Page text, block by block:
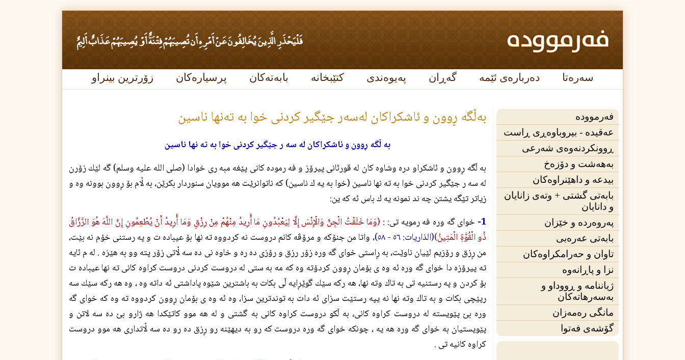
سەرەتا دەربارەی ئێمە گەڕان پەیوەندی کتێبخانە بابەتەکان پرسیارەکان زۆرترین بینراو
فەرموودە
عه‌قیده‌ - بیروباوەڕی ڕاست
ڕوونکردنەوەی شەرعی
بەهەشت و دۆزەخ
بیدعە و داهێنراوەکان
بابەتی گشتی + وته‌ی زانایان
و دانایان
پەروەردە و خێزان
بابەتی عەرەبی
تاوان و حەرامکراوەکان
نزا و پاڕانەوە
ژیاننامه‌ و ڕووداو و
بەسەرهاتەکان
مانگی ره‌مه‌زان
گۆشەی فه‌توا
به‌ڵگه‌ ڕوون و ئاشكراكان له‌سه‌ر جێگير كردنى خوا به‌ ته‌نها ناسين
به ڵگه ڕوون و ئاشكراكان له سه ر جێگير كردنى خوا به ته نها ناسين
به ڵگه ڕوون و ئاشكراو دره وشاوه كان له قورئانى پيرۆز و فه رموده كانى پێغه مبه رى خوادا (صلی الله علیه وسلم) گه لێك زۆرن
له سه ر جێگير كردنى خوا به ته نها ناسين (خوا به يه ك ناسين) كه ناتوانرێت هه موويان سنوردار بكرێن، به ڵام بۆ ڕوون بوونه وه و
زياتر تێگه يشتن چه ند نمونه يه ك باس ئه كه ين:
1- خواى گه وره فه رمويه تى: : (وَمَا خَلَقْتُ الْجِنَّ وَالْإِنْسَ إِلَّا لِيَعْبُدُونِ مَا أُرِيدُ مِنْهُمْ مِنْ رِزْقٍ وَمَا أُرِيدُ أَنْ يُطْعِمُونِ إِنَّ اللَّهَ هُوَ الرَّزَّاقُ
ذُو الْقُوَّةِ الْمَتِينُ)(الذاريات: ٥٦ - ٥٨)،
واتا من جنۆكه و مرۆڤه كانم دروست نه كردووه ته نها بۆ عيباده ت و په رستنى خۆم نه بێت،
من ڕزق و رۆزيم لێيان ناوێت، به ڕاستى خواى گه وره زۆر رزق و رۆزى ده ره و خاوه نى ده سه ڵاتى زۆر پته وو به هێزه . له م ئايه
ته پيرۆزه دا خواى گه وره ئه وه ى بۆمان ڕوون كردۆته وه كه مه به ستى له دروست كردنى دروست كراوه كانى ته نها عيباده ت
بۆ كردن و په رستنيه تى به تاك وته نها، هه ركه سێك گوێڕايه ڵى بكات به باشترين شێوه پاداشتى ئه داته وه ، وه هه ركه سێك سه
رپێچى بكات و به تاك وته نها نه يپه رستێت سزاى ئه دات به توندترين سزا، وه ئه وه ى بۆمان ڕوون كردووه ته وه كه خواى گه
وره بێ پێويسته له دروست كراوه كانى، به ڵكو دروست كراوه كانى به گشتى و له هه موو كاتێكدا هه ژارو بێ ده سه لاتن و
پێويستيان به خواى گه وره هه يه ، چونكه خواى گه وره دروست كه رو به ديهێنه رو ڕزق ده رو ده سه ڵاتدارى هه موو دروست
كراوه كانيه تى .